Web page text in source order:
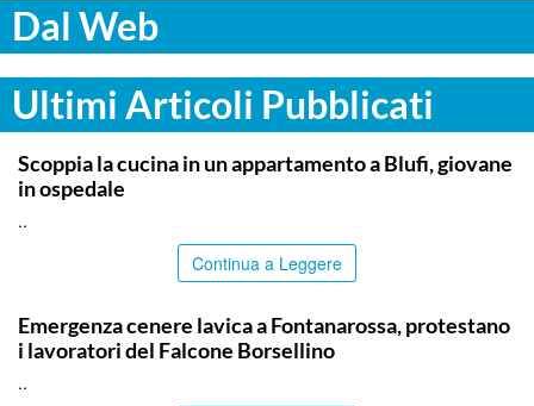
Dal Web
Ultimi Articoli Pubblicati
PALERMO
Scoppia la cucina in un appartamento a Blufi, giovane
in ospedale
..
Continua a Leggere
Emergenza cenere lavica a Fontanarossa, protestano
i lavoratori del Falcone Borsellino
..